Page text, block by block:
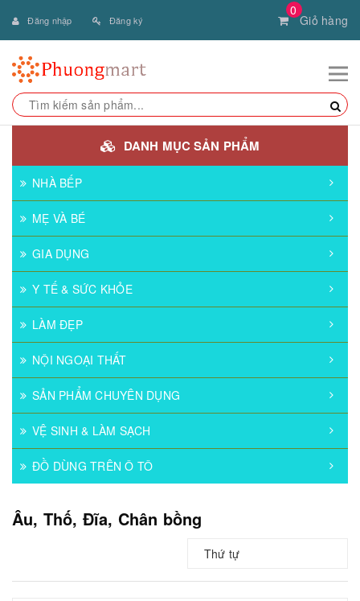
0
Giỏ hàng
Đăng nhập Đăng ký
DANH MỤC SẢN PHẨM
NHÀ BẾP
MẸ VÀ BÉ
GIA DỤNG
Y TẾ & SỨC KHỎE
LÀM ĐẸP
NỘI NGOẠI THẤT
SẢN PHẨM CHUYÊN DỤNG
VỆ SINH & LÀM SẠCH
ĐỒ DÙNG TRÊN Ô TÔ
Âu, Thố, Đĩa, Chân bồng
Thứ tự